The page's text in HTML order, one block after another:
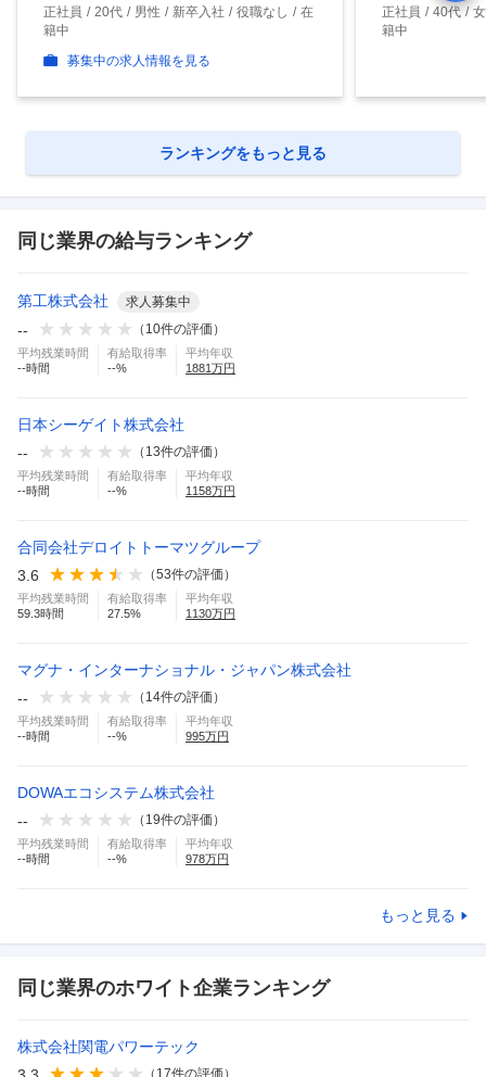
正社員
20代 男性 新卒入社 役職なし
在
籍中
募集中の求人情報を見る
正社員
40代
籍中
ランキングをもっと見る
同じ業界の給与ランキング
第工株式会社 求人募集中
-- （ 10件の評価）
平均残業時間
--時間
有給取得率
--%
平均年収
1881 万円
日本シーゲイト株式会社
--
（ 13件の評価）
平均残業時間
--時間
有給取得率
--%
平均年収
1158万円
合同会社デロイトトーマツグループ
3.6
（53件の評価）
平均残業時間
59.3時間
有給取得率
27.5%
平均年収
1130万円
マグナ・インターナショナル・ジャパン株式会社
--
（ 14件の評価）
平均残業時間
--時間
有給取得率
--%
平均年収
995万円
DOWAエコシステム株式会社
--
（ 19件の評価）
平均残業時間
--時間
有給取得率
--%
平均年収
978万円
もっと見る
同じ業界のホワイト企業ランキング
株式会社関電パワーテック